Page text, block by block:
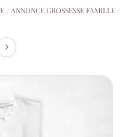
ANNONCE GROSSESSE FAMILLE